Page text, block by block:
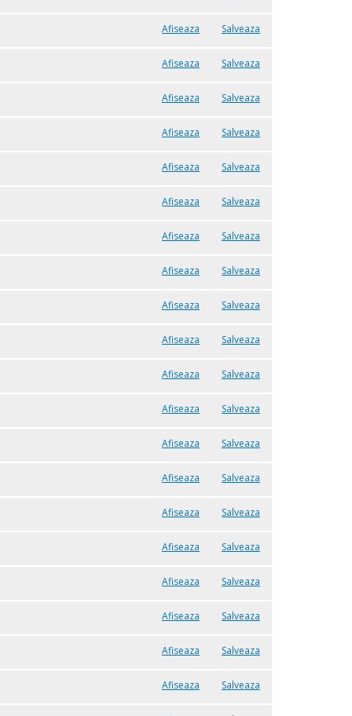
Afiseaza Salveaza
Afiseaza Salveaza
Afiseaza Salveaza
Afiseaza Salveaza
Afiseaza Salveaza
Afiseaza Salveaza
Afiseaza Salveaza
Afiseaza Salveaza
Afiseaza Salveaza
Afiseaza Salveaza
Afiseaza Salveaza
Afiseaza Salveaza
Afiseaza Salveaza
Afiseaza Salveaza
Afiseaza Salveaza
Afiseaza Salveaza
Afiseaza Salveaza
Afiseaza Salveaza
Afiseaza Salveaza
Afiseaza Salveaza